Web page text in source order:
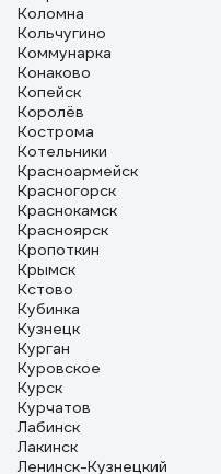
Коломна
Кольчугино
Коммунарка
Конаково
Копейск
Королёв
Кострома
Котельники
Красноармейск
Красногорск
Краснокамск
Красноярск
Кропоткин
Крымск
Кстово
Кубинка
Кузнецк
Курган
Куровское
Курск
Курчатов
Лабинск
Лакинск
Ленинск-Кузнецкий